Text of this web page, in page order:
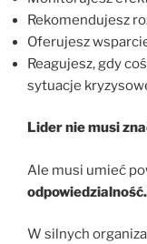
Rekomendujesz
Oferujesz
Reagujesz, gdy
sytuacje
Lider nie musi
Ale musi umieć
W silnych